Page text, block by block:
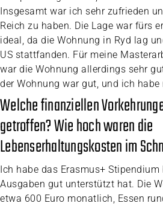
Insgesamt war ich sehr zufrieden
Reich zu haben. Die Lage war fürs
ideal, da die Wohnung in Ryd lag
US stattfanden. Für meine
war die Wohnung allerdings sehr
der Wohnung war gut, und ich
Welche finanziellen
getroffen? Wie hoch waren die
Lebenserhaltungskosten im
Ich habe das Erasmus+
Ausgaben gut unterstützt hat. Die
etwa 600 Euro monatlich, Essen